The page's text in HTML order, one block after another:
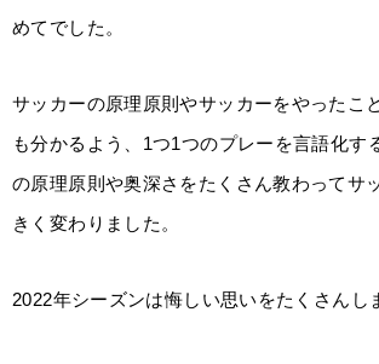
めてでした。
サッカーの原理原則やサッカーをやったこ
も分かるよう、1つ1つのプレーを言語化す
の原理原則や奥深さをたくさん教わってサ
きく変わりました。
2022年シーズンは悔しい思いをたくさんし